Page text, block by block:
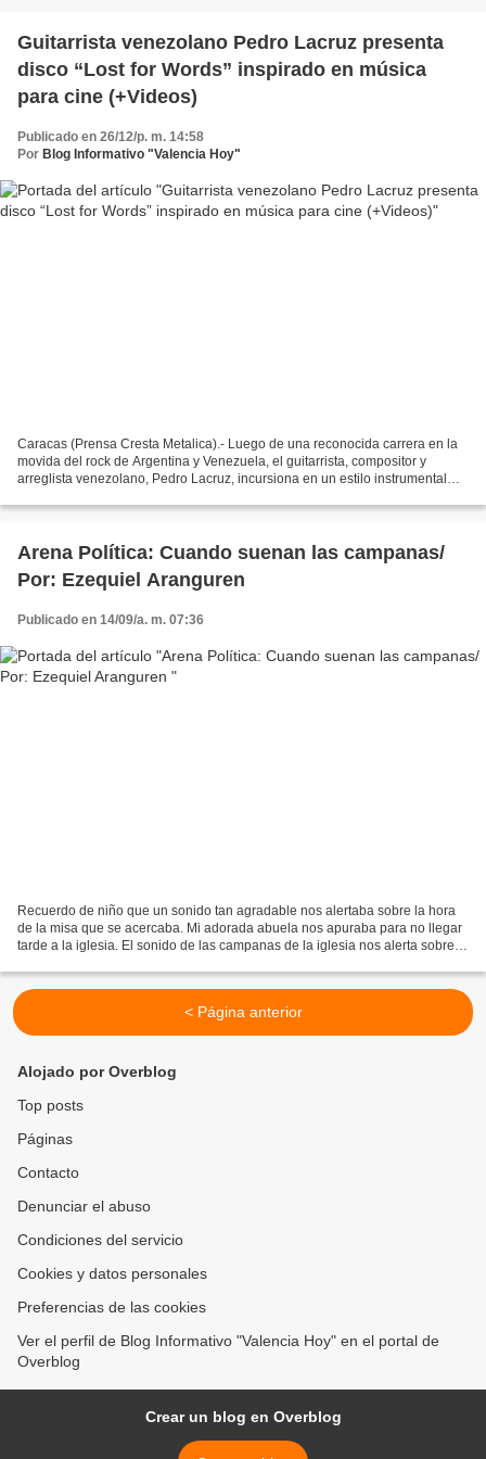
Guitarrista venezolano Pedro Lacruz presenta
disco “Lost for Words” inspirado en música
para cine (+Videos)
Publicado en 26/12/p. m. 14:58
Por Blog Informativo "Valencia Hoy"
Caracas (Prensa Cresta Metalica).- Luego de una reconocida carrera en la
movida del rock de Argentina y Venezuela, el guitarrista, compositor y
arreglista venezolano, Pedro Lacruz, incursiona en un estilo instrumental
Arena Política: Cuando suenan las campanas/
Por: Ezequiel Aranguren
Publicado en 14/09/a. m. 07:36
Recuerdo de niño que un sonido tan agradable nos alertaba sobre la hora
de la misa que se acercaba. Mi adorada abuela nos apuraba para no llegar
tarde a la iglesia. El sonido de las campanas de la iglesia nos alerta sobre
< Página anterior
Alojado por Overblog
Top posts
Páginas
Contacto
Denunciar el abuso
Condiciones del servicio
Cookies y datos personales
Preferencias de las cookies
Ver el perfil de Blog Informativo "Valencia Hoy" en el portal de
Overblog
Crear un blog en Overblog